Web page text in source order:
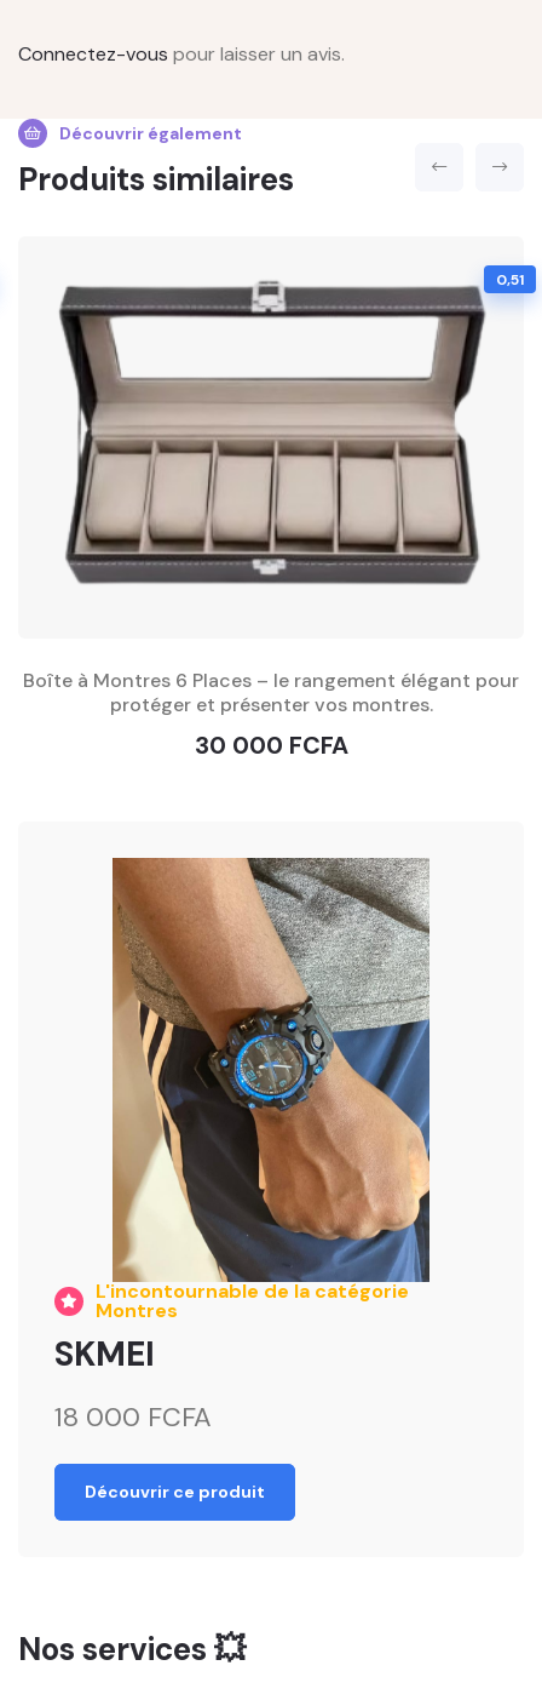
Connectez-vous pour laisser un avis.
Découvrir également
Produits similaires
0,51
Boîte à Montres 6 Places – le rangement élégant pour
protéger et présenter vos montres.
30 000 FCFA
L'incontournable de la catégorie
Montres
SKMEI
18 000 FCFA
Découvrir ce produit
Nos services 💥